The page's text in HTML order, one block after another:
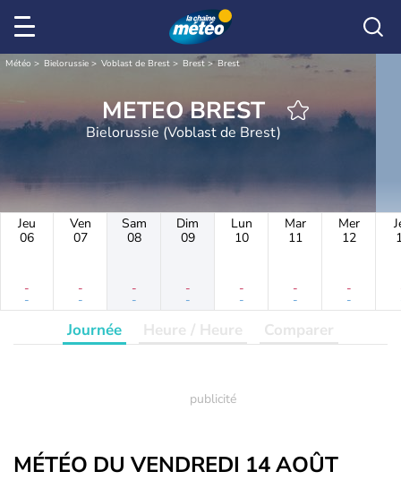
Météo Bielorussie Voblast de Brest Brest Brest
METEO BREST
Bielorussie (Voblast de Brest)
Jeu
06
-
-
Ven
07
-
-
Sam
08
-
-
Dim
09
-
-
Lun
10
-
-
Mar
11
-
-
Mer
12
-
-
Journée Heure / Heure Comparer
MÉTÉO DU VENDREDI 14 AOÛT